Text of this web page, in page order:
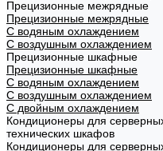
Прецизионные межрядные
Прецизионные межрядные
С водяным охлаждением
С воздушным охлаждением
Прецизионные шкафные
Прецизионные шкафные
С водяным охлаждением
С воздушным охлаждением
С двойным охлаждением
Кондиционеры для
технических шкафов
Кондиционеры для